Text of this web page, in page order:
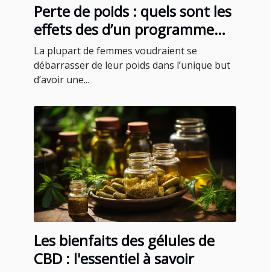
Perte de poids : quels sont les
effets des d’un programme
minceur pour femmes ?
La plupart de femmes voudraient se
débarrasser de leur poids dans l’unique but
d’avoir une...
Les bienfaits des gélules de
CBD : l'essentiel à savoir